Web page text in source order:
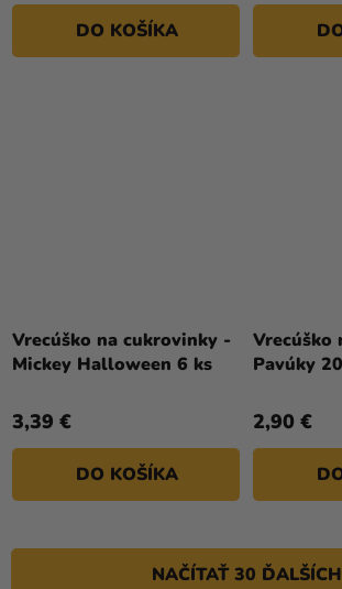
DO KOŠÍKA
Vrecúško na cukrovinky -
Mickey Halloween 6 ks
3,39 €
DO KOŠÍKA
Vrecúško
Pavúky
2,90 €
NAČÍTAŤ 30 ĎALŠÍCH